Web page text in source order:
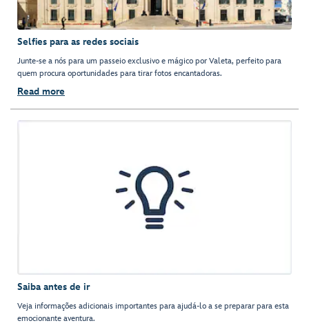
Selfies para as redes sociais
Junte-se a nós para um passeio exclusivo e mágico por Valeta, perfeito para
quem procura oportunidades para tirar fotos encantadoras.
Read more
Saiba antes de ir
Veja informações adicionais importantes para ajudá-lo a se preparar para esta
emocionante aventura.